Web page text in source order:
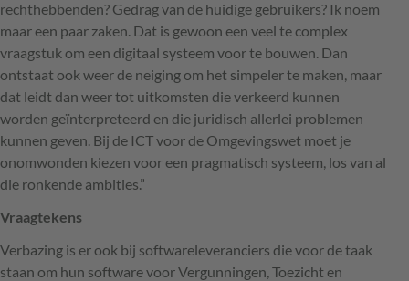
rechthebbenden? Gedrag van de huidige gebruikers? Ik noem
maar een paar zaken. Dat is gewoon een veel te complex
vraagstuk om een digitaal systeem voor te bouwen. Dan
ontstaat ook weer de neiging om het simpeler te maken, maar
dat leidt dan weer tot uitkomsten die verkeerd kunnen
worden geïnterpreteerd en die juridisch allerlei problemen
kunnen geven. Bij de ICTvoor de Omgevingswet moet je
onomwonden kiezen voor een pragmatisch systeem, los van al
die ronkende ambities.”
Vraagtekens
Verbazing is er ook bij softwareleveranciers die voor de taak
staan om hun software voor Vergunningen, Toezicht en